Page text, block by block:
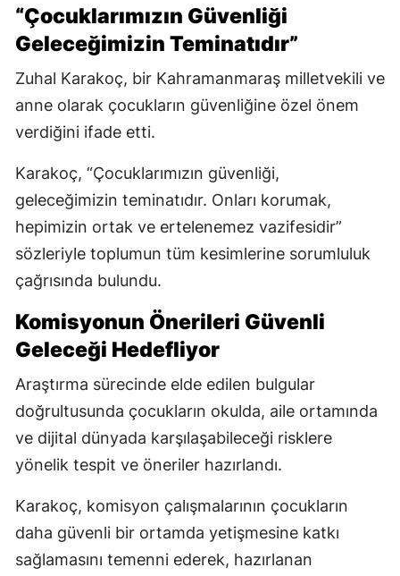
“Çocuklarımızın Güvenliği
Geleceğimizin Teminatıdır”
Zuhal Karakoç, bir Kahramanmaraş milletvekili ve
anne olarak çocukların güvenliğine özel önem
verdiğini ifade etti.
Karakoç, “Çocuklarımızın güvenliği,
geleceğimizin teminatıdır. Onları korumak,
hepimizin ortak ve ertelenemez vazifesidir”
sözleriyle toplumun tüm kesimlerine sorumluluk
çağrısında bulundu.
Komisyonun Önerileri Güvenli
Geleceği Hedefliyor
Araştırma sürecinde elde edilen bulgular
doğrultusunda çocukların okulda, aile ortamında
ve dijital dünyada karşılaşabileceği risklere
yönelik tespit ve öneriler hazırlandı.
Karakoç, komisyon çalışmalarının çocukların
daha güvenli bir ortamda yetişmesine katkı
sağlamasını temenni ederek, hazırlanan